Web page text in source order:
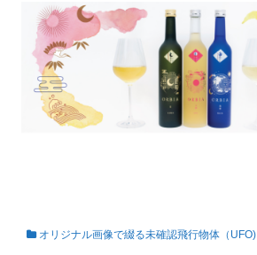
オリジナル画像で綴る未確認飛行物体（UFO)